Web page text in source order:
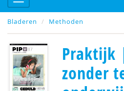
Bladeren Methoden
Praktijk
zonder